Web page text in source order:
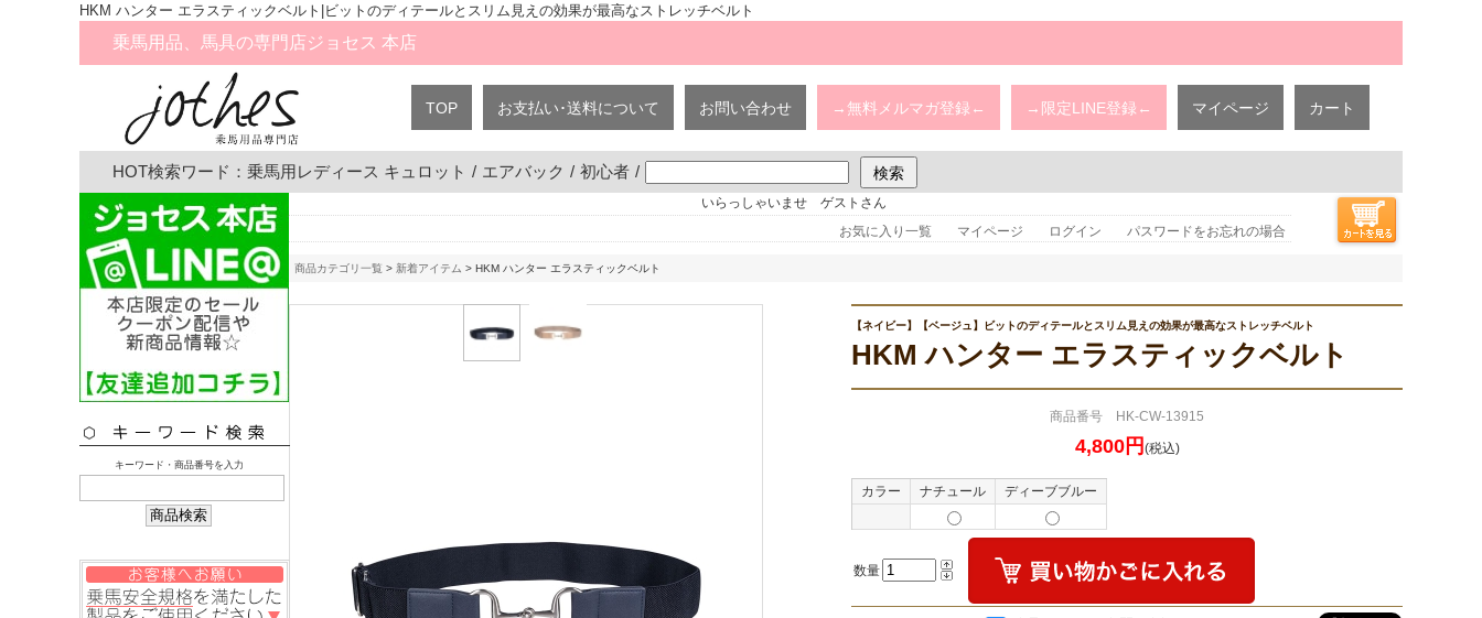
HKM ハンター エラスティックベルト|ビットのディテールとスリム見えの効果が最高なストレッチベルト
乗馬用品、馬具の専門店ジョセス 本店
TOP お支払い･送料について お問い合わせ →無料メルマガ登録← →限定LINE登録← マイページ カート
HOT検索ワード： 乗馬用レディース キュロット / エアバック / 初心者 /
キーワード・商品番号を入力
いらっしゃいませ ゲストさん
お気に入り一覧
マイページ ログイン パスワードをお忘れの場合
商品カテゴリ一覧 > 新着アイテム > HKM ハンター エラスティックベルト
【ネイビー】【ベージュ】ビットのディテールとスリム見えの効果が最高なストレッチベルト
HKM ハンター エラスティックベルト
商品番号 HK-CW-13915
4,800円 (税込)
カラー ナチュール ディーブブルー
数量